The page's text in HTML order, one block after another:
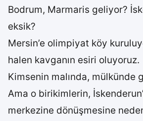
Bodrum, Marmaris geliyor?
eksik?
Mersin’e olimpiyat köy
halen kavganın esiri oluyoruz.
Kimsenin malında, mülkünde
Ama o birikimlerin,
merkezine dönüşmesine